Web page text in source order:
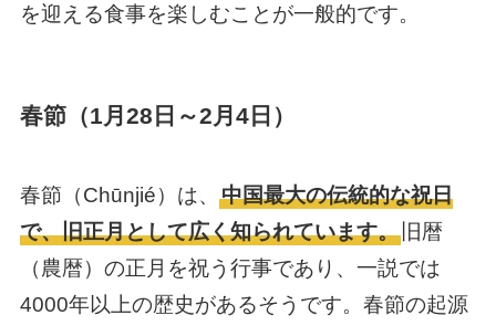
を迎える食事を楽しむことが一般的です。
春節（1月28日～2月4日）
春節（Chūnjié）は、 中国最大の伝統的な祝日
で、旧正月として広く知られています。旧暦
（農暦）の正月を祝う行事であり、一説では
4000年以上の歴史があるそうです。春節の起源